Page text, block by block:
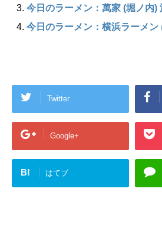
今日のラーメン：萬家 (堀ノ内)
今日のラーメン：横浜ラーメン
Twitter
Google+
B! はてブ